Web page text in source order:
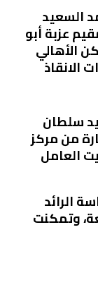
السعيد
أجا 15 عاما، مقيم عزبة أبو
الأهالي
سلطان
من مركز
العامل
الرائد
وتمكنت